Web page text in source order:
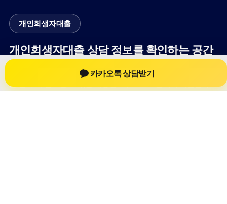
개인회생자대출
개인회생자대출 상담 정보를 확인하는 공간
개인회생자대출 관련 상담 정보, 상담 전 확인할 수 있는 기준, 대
출 선택 시 참고할 수 있는 내용을 61yfsf.com 안에서 확인할 수
카카오톡 상담받기